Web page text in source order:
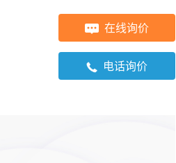
在线询价
电话询价